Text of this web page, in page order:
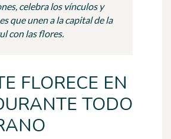
celebra los vínculos y
que unen a la capital de la
con las flores.
FLORECE EN
TODO